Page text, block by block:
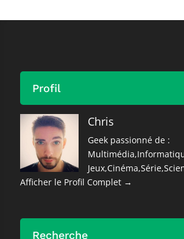
Profil
Chris
Geek passionné de :
Afficher le Profil Complet →
Recherche